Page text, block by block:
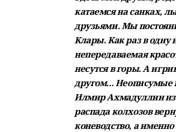
катаемся на санках,
друзьями. Мы
Клары. Как раз в одну
непередаваемая
несутся в горы. А
другом... Неописумые
Илмир Ахмадуллин из
распада колхозов
коневодство, а